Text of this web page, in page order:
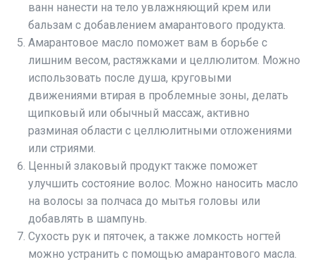
ванн нанести на тело увлажняющий крем или
бальзам с добавлением амарантового продукта.
Амарантовое масло поможет вам в борьбе с
лишним весом, растяжками и целлюлитом. Можно
использовать после душа, круговыми
движениями втирая в проблемные зоны, делать
щипковый или обычный массаж, активно
разминая области с целлюлитными отложениями
или стриями.
Ценный злаковый продукт также поможет
улучшить состояние волос. Можно наносить масло
на волосы за полчаса до мытья головы или
добавлять в шампунь.
Сухость рук и пяточек, а также ломкость ногтей
можно устранить с помощью амарантового масла.